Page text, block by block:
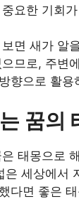
요한 기회
면 새가 알
므로, 주변
향으로 활
꿈의
태몽으로
은 세상에서
다면 좋은